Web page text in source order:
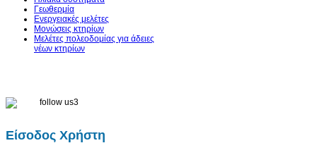
Γεωθερμία
Ενεργειακές μελέτες
Μονώσεις κτηρίων
Μελέτες πολεοδομίας για άδειες
νέων κτηρίων
Είσοδος Χρήστη